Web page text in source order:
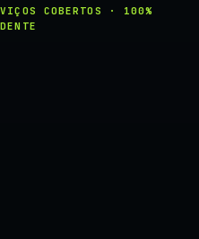
COBERTOS · 100%